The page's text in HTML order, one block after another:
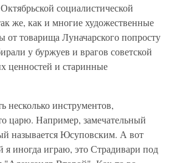
социалистической
же, как и многие художественные
от товарища Луначарского попросту
у буржуев и врагов советской
ценностей и старинные
несколько инструментов,
царю. Например, замечательный
называется Юсуповским. А вот
я иногда играю, это Страдивари под